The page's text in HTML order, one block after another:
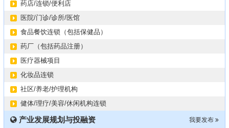
膝关节修复药物融资计划
华北某药厂转让（年利有3000多万）
药店/连锁/便利店
医院/门诊/诊所/医馆
食品餐饮连锁（包括保健品）
药厂（包括药品注册）
医疗器械项目
化妆品连锁
社区/养老/护理机构
健体/理疗/美容/休闲机构连锁
我要发布
产业发展规划与投融资